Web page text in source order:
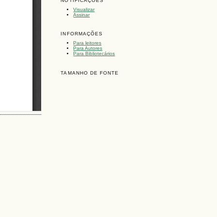
Visualizar
Assinar
INFORMAÇÕES
Para leitores
Para Autores
Para Bibliotecários
TAMANHO DE FONTE